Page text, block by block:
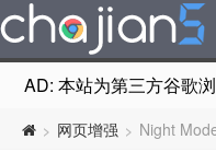
AD: 本站为第三方谷歌
> 网页增强 > Night